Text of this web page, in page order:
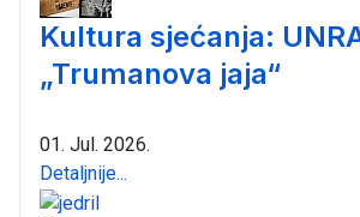
Kultura sjećanja:
„Trumanova jaja“
01. Jul. 2026.
Detaljnije...